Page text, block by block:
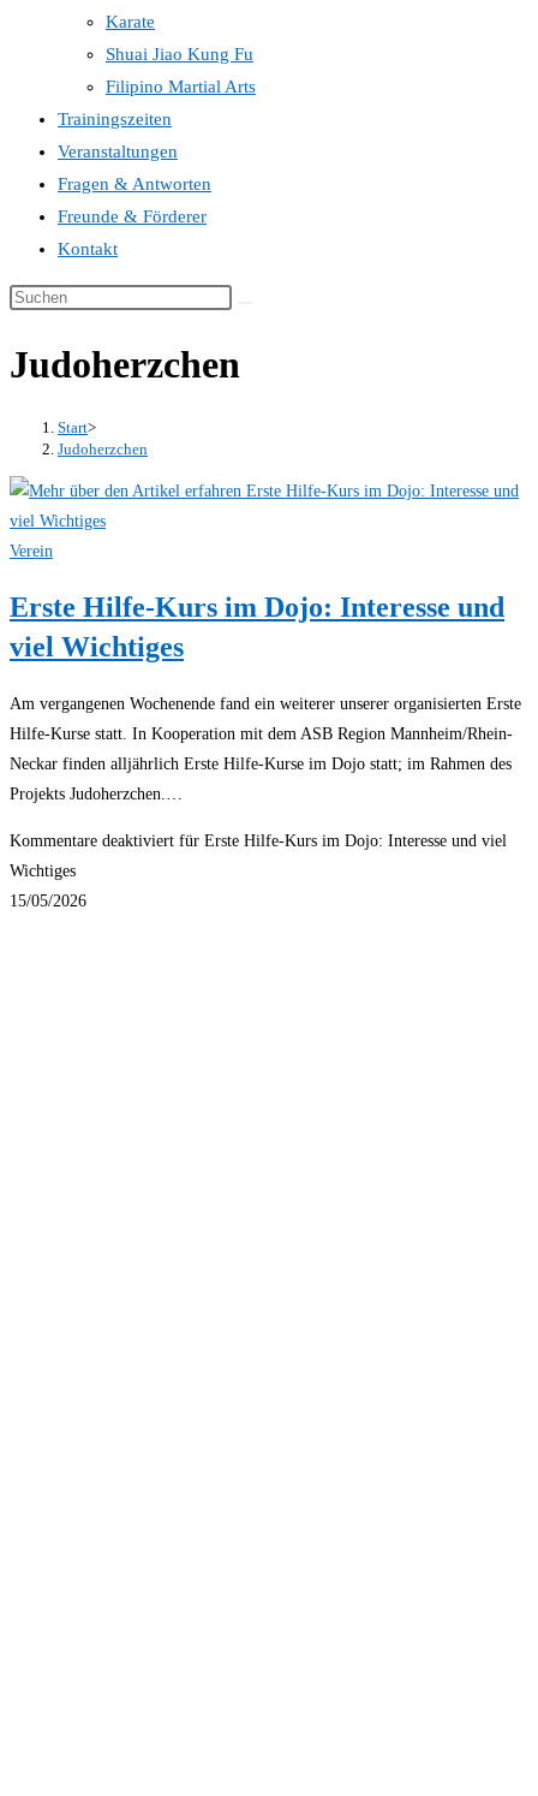
Karate
Shuai Jiao Kung Fu
Filipino Martial Arts
Trainingszeiten
Veranstaltungen
Fragen & Antworten
Freunde & Förderer
Kontakt
Judoherzchen
Start>
Judoherzchen
Verein
Erste Hilfe-Kurs im Dojo: Interesse und
viel Wichtiges
Am vergangenen Wochenende fand ein weiterer unserer organisierten Erste
Hilfe-Kurse statt. In Kooperation mit dem ASB Region Mannheim/Rhein-
Neckar finden alljährlich Erste Hilfe-Kurse im Dojo statt; im Rahmen des
Projekts Judoherzchen.…
Kommentare deaktiviert für Erste Hilfe-Kurs im Dojo: Interesse und viel
Wichtiges
15/05/2026